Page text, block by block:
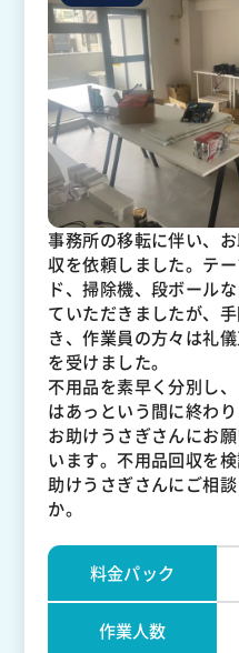
事務所の移転に伴い、
収を依頼しました。テ
ド、掃除機、段ボール
ていただきましたが、
き、作業員の方々は礼
を受けました。
不用品を素早く分別し
はあっという間に終わり
お助けうさぎさんにお
います。不用品回収を
助けうさぎさんにご相
か。
料金パック
作業人数